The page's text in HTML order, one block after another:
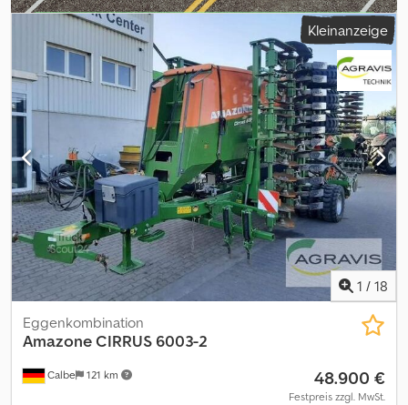
Händlerpaket auswählen Kleinanzeige
1 / 18
Calbe 121 km
Eggenkombination
AmazoneCIRRUS 6003-2
48.900 €
Festpreis zzgl. MwSt.